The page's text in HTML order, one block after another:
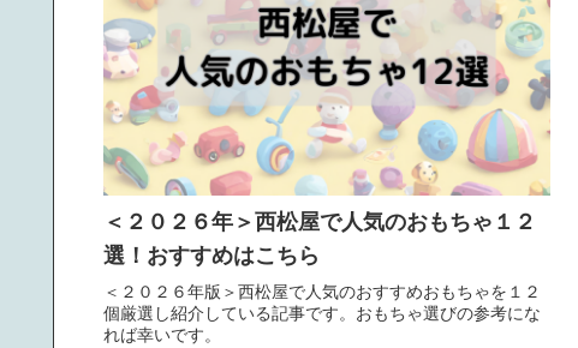
＜２０２６年＞西松屋で人気のおもちゃ１２
選！おすすめはこちら
＜２０２６年版＞西松屋で人気のおすすめおもちゃを１２
個厳選し紹介している記事です。おもちゃ選びの参考にな
れば幸いです。